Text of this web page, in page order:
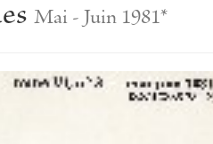
Mai - Juin 1981*